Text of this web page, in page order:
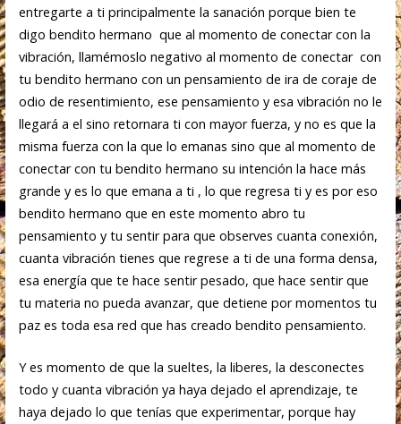
entregarte a ti principalmente la sanación porque bien te
digo bendito hermano que al momento de conectar con la
vibración, llamémoslo negativo al momento de conectar con
tu bendito hermano con un pensamiento de ira de coraje de
odio de resentimiento, ese pensamiento y esa vibración no le
llegará a el sino retornara ti con mayor fuerza, y no es que la
misma fuerza con la que lo emanas sino que al momento de
conectar con tu bendito hermano su intención la hace más
grande y es lo que emana a ti , lo que regresa ti y es por eso
bendito hermano que en este momento abro tu
pensamiento y tu sentir para que observes cuanta conexión,
cuanta vibración tienes que regrese a ti de una forma densa,
esa energía que te hace sentir pesado, que hace sentir que
tu materia no pueda avanzar, que detiene por momentos tu
paz es toda esa red que has creado bendito pensamiento.
Y es momento de que la sueltes, la liberes, la desconectes
todo y cuanta vibración ya haya dejado el aprendizaje, te
haya dejado lo que tenías que experimentar, porque hay